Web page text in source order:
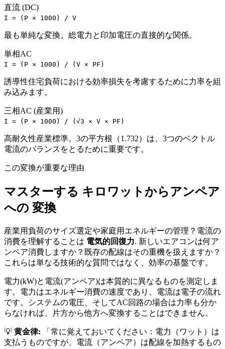
直流 (DC)
I = (P × 1000) / V
最も単純な変換。総電力と印加電圧の直接的な関係。
単相AC
I = (P × 1000) / (V × PF)
誘導性住宅負荷における効率損失を考慮するために力率を組
み込みます。
三相AC (産業用)
I = (P × 1000) / (√3 × V × PF)
高耐久性産業標準。3の平方根（1.732）は、3つのベクトル
電流のバランスをとるために重要です。
この変換が重要な理由
マスターする キロワットからアンペア
への 変換
産業用負荷のサイズ選定や家庭用エネルギーの管理？電流の
消費を理解することは 電気的回復力. 新しいエアコンは何ア
ンペア消費しますか？既存の配線はその重機を扱えますか？
これらは単なる技術的な質問ではなく、効率の基盤です。
電力(kW)と電流(アンペア)は本質的に異なるものを測定しま
す。電力はエネルギー消費の速度であり、電流は電子の流れ
です。システムの電圧、そしてAC回路の場合は力率も分か
らなければ、片方から他方へ変換することはできません。
💡 黄金律: 「常に覚えておいてください：電力（ワット）は
支払うものですが、電流（アンペア）は配線を加熱するもの